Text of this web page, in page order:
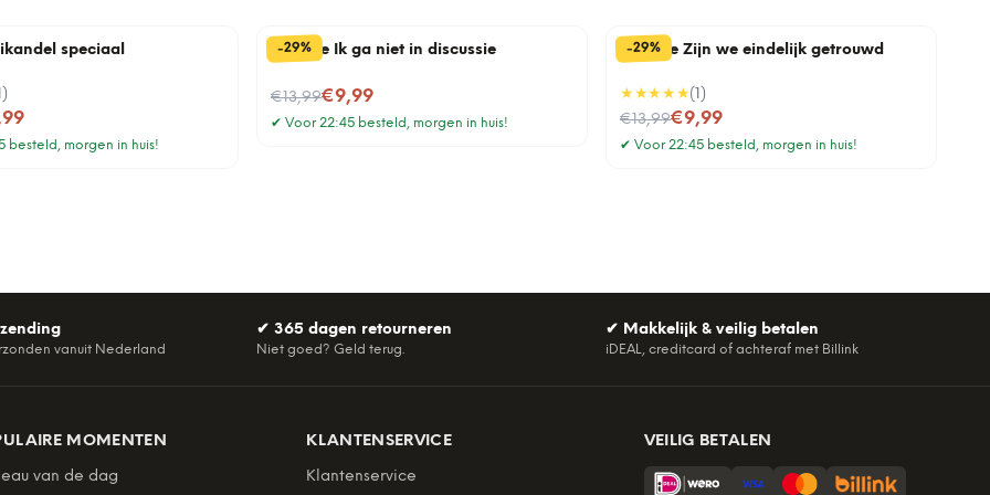
speciaal
1 )
besteld, morgen in huis!
-29%
Tegeltje Ik ga niet in discussie
€13,99
Nu voor€9,99
✔ Voor 22:45 besteld, morgen in huis!
-29%
Tegeltje Zijn we eindelijk getrouwd
★★★★★( 1 )
€13,99
Nu voor€9,99
✔ Voor 22:45 besteld, morgen in huis!
vanuit Nederland
✔ 365 dagen retourneren
Niet goed? Geld terug.
✔ Makkelijk & veilig betalen
iDEAL, creditcard of achteraf met Billink
MOMENTEN
van de dag
KLANTENSERVICE
Klantenservice
VEILIG BETALEN